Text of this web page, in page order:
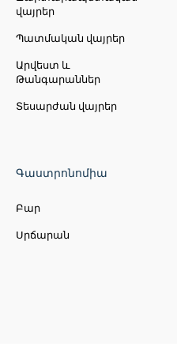
վայրեր
Պատմական վայրեր
Արվեստ և
Թանգարաններ
Տեսարժան վայրեր
Գաստրոնոմիա
Բար
Սրճարան